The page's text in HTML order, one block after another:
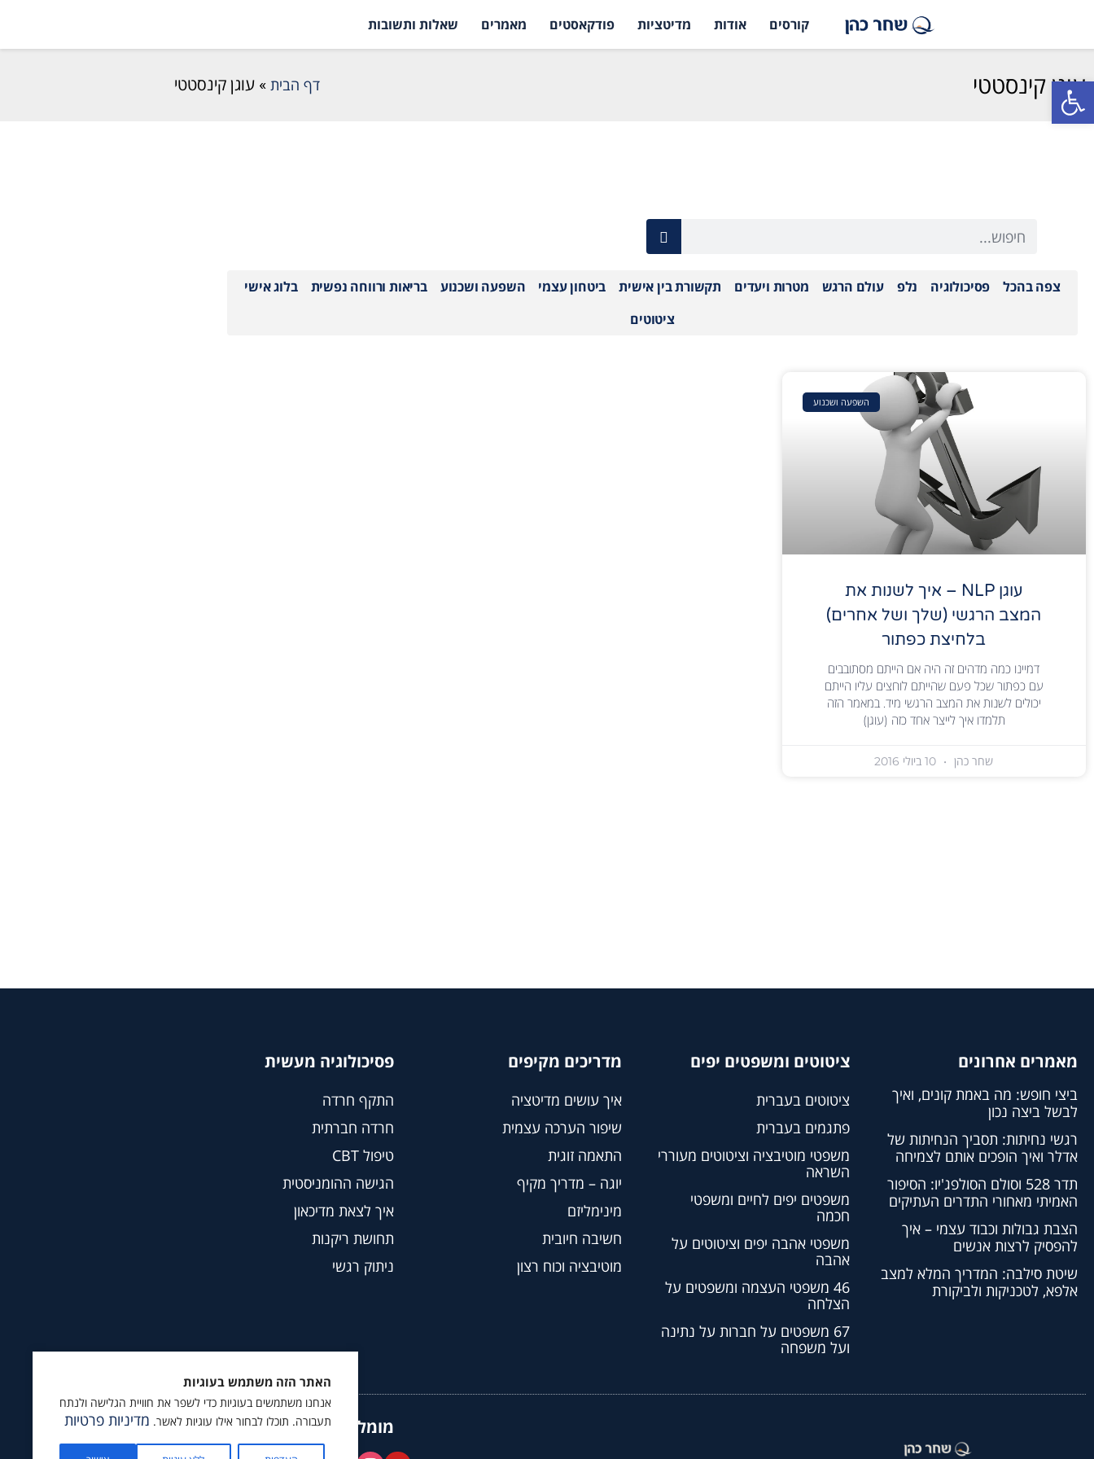
פתח סרגל נגישות
האתר הזה משתמש בעוגיות
אנחנו משתמשים בעוגיות כדי לשפר את חוויית הגלישה ולנתח
תעבורה. תוכלו לבחור אילו עוגיות לאשר. מדיניות פרטיות
קורסים אודות מדיטציות פודקאסטים מאמרים שאלות ותשובות
עוגן קינסטטי דף הבית » עוגן קינסטטי
צפה בהכל פסיכולוגיה נלפ עולם הרגש מטרות ויעדים תקשורת בין אישית ביטחון עצמי השפעה ושכנוע בריאות ורווחה נפשית
בלוג אישי
ציטוטים
השפעה ושכנוע
עוגן NLP – איך לשנות את
המצב הרגשי (שלך ושל אחרים)
בלחיצת כפתור
דמיינו כמה מדהים זה היה אם הייתם מסתובבים
עם כפתור שכל פעם שהייתם לוחצים עליו הייתם
יכולים לשנות את המצב הרגשי מיד. במאמר הזה
תלמדו איך לייצר אחד כזה (עוגן)
שחר כהן
מאמרים אחרונים
ביצי חופש: מה באמת קונים, ואיך
לבשל ביצה נכון
רגשי נחיתות: תסביך הנחיתות של
אדלר ואיך הופכים אותם לצמיחה
תדר 528 וסולם הסולפג'יו: הסיפור
האמיתי מאחורי התדרים העתיקים
הצבת גבולות וכבוד עצמי – איך
להפסיק לרצות אנשים
שיטת סילבה: המדריך המלא למצב
אלפא, לטכניקות ולביקורת
ציטוטים ומשפטים יפים
ציטוטים בעברית
פתגמים בעברית
משפטי מוטיבציה וציטוטים מעוררי
השראה
משפטים יפים לחיים ומשפטי
חכמה
משפטי אהבה יפים וציטוטים על
אהבה
46 משפטי העצמה ומשפטים על
הצלחה
67 משפטים על חברות על נתינה
ועל משפחה
מדריכים מקיפים
איך עושים מדיטציה
שיפור הערכה עצמית
התאמה זוגית
יוגה – מדריך מקיף
מינימליזם
חשיבה חיובית
מוטיבציה וכוח רצון
פסיכולוגיה מעשית
התקף חרדה
חרדה חברתית
טיפול CBT
הגישה ההומניסטית
איך לצאת מדיכאון
תחושת ריקנות
ניתוק רגשי
מומלץ לעקוב גם ב